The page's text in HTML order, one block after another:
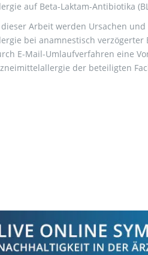
auf Beta-Laktam-Antibiotika
Arbeit werden Ursachen
bei anamnestisch verzögerter
E-Mail-Umlaufverfahren eine
der beteiligten